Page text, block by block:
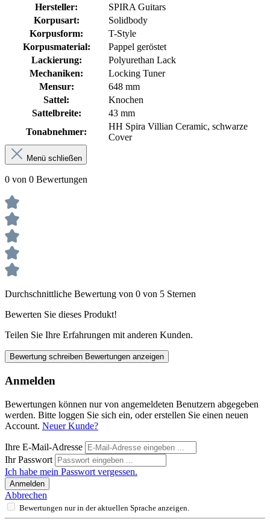
Hersteller:
SPIRA Guitars
Korpusart:
Solidbody
Korpusform:
T-Style
Korpusmaterial:
Pappel geröstet
Lackierung:
Polyurethan Lack
Mechaniken:
Locking Tuner
Mensur:
648 mm
Sattel:
Knochen
Sattelbreite:
43 mm
Tonabnehmer:
HH Spira Villian Ceramic, schwarze
Cover
Menü schließen
0 von 0 Bewertungen
Durchschnittliche Bewertung von 0 von 5 Sternen
Bewerten Sie dieses Produkt!
Teilen Sie Ihre Erfahrungen mit anderen Kunden.
Bewertung schreiben Bewertungen anzeigen
Anmelden
Bewertungen können nur von angemeldeten Benutzern abgegeben
werden. Bitte loggen Sie sich ein, oder erstellen Sie einen neuen
Account. Neuer Kunde?
Ihre E-Mail-Adresse
Ihr Passwort
Ich habe mein Passwort vergessen.
Anmelden
Abbrechen
Bewertungen nur in der aktuellen Sprache anzeigen.